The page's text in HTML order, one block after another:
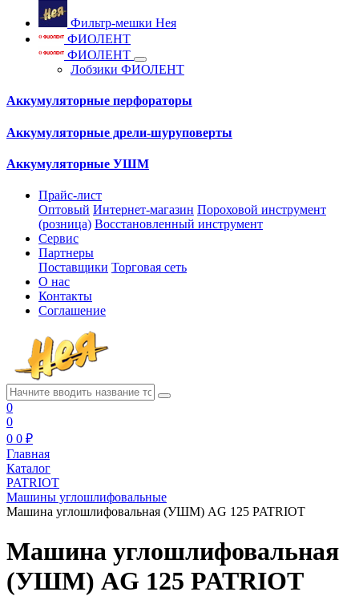
Фильтр-мешки Нея
ФИОЛЕНТ
ФИОЛЕНТ
Лобзики ФИОЛЕНТ
Аккумуляторные перфораторы
Аккумуляторные дрели-шуруповерты
Аккумуляторные УШМ
Прайс-лист
Оптовый Интернет-магазин Пороховой инструмент
(розница) Восстановленный инструмент
Сервис
Партнеры
Поставщики Торговая сеть
О нас
Контакты
Соглашение
0
0
0 0 ₽
Главная
Каталог
PATRIOT
Машины углошлифовальные
Машина углошлифовальная (УШМ) AG 125 PATRIOT
Машина углошлифовальная
(УШМ) AG 125 PATRIOT